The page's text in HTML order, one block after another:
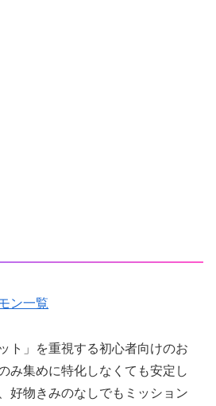
ン一覧
ト」を重視する初心者向けのお
み集めに特化しなくても安定し
好物きみのなしでもミッション